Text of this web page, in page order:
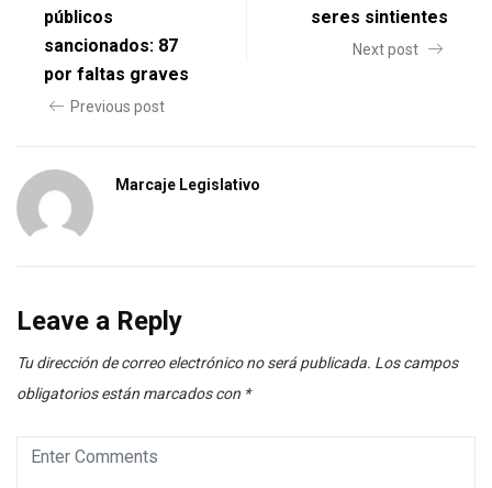
públicos
sancionados: 87
por faltas graves
Previous post
seres sintientes
Next post
Marcaje Legislativo
Leave a Reply
Tu dirección de correo electrónico no será publicada. Los campos
obligatorios están marcados con *